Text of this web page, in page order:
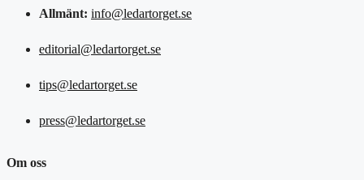
Allmänt: info@ledartorget.se
editorial@ledartorget.se
tips@ledartorget.se
press@ledartorget.se
Om oss